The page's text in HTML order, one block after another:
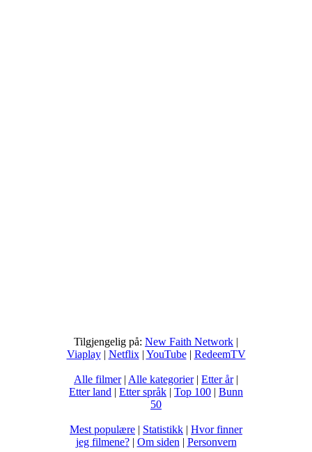
Tilgjengelig på: New Faith Network |
Viaplay| Netflix| YouTube| RedeemTV
Alle filmer| Alle kategorier| Etter år|
Etter land | Etter språk | Top 100 | Bunn
50
Mest populære | Statistikk | Hvor finner
jeg filmene?| Om siden | Personvern